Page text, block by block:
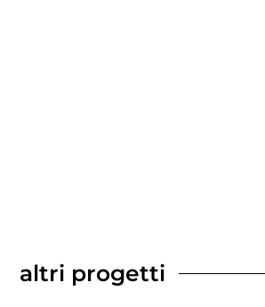
altri progetti